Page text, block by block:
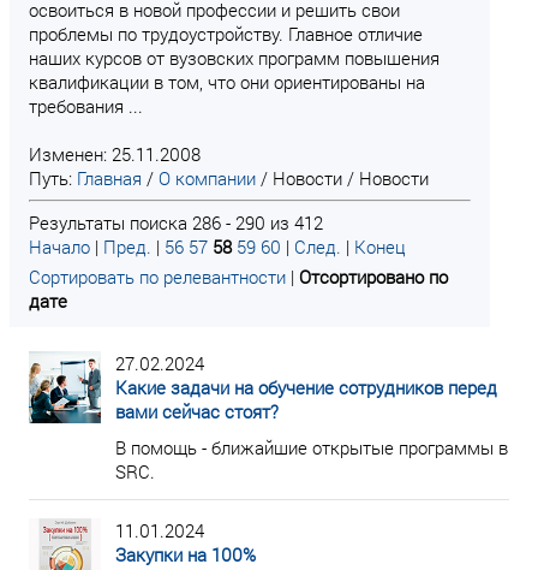
освоиться в новой профессии и решить свои
проблемы по трудоустройству. Главное отличие
наших курсов от вузовских программ повышения
квалификации в том, что они ориентированы на
требования ...
Изменен: 25.11.2008
Путь: Главная / О компании / Новости / Новости
Результаты поиска 286 - 290 из 412
Начало | Пред. | 56 57 58 59 60 | След. | Конец
Сортировать по релевантности | Отсортировано по
дате
27.02.2024
Какие задачи на обучение сотрудников перед
вами сейчас стоят?
В помощь - ближайшие открытые программы в
SRC.
11.01.2024
Закупки на 100%